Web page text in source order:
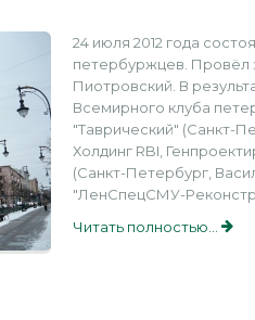
24 июля 2012 года
петербуржцев. Провёл
Пиотровский. В
Всемирного клуба
"Таврический" (Санкт-
Холдинг RBI,
(Санкт-Петербург,
"ЛенСпецСМУ-
Читать полностью...